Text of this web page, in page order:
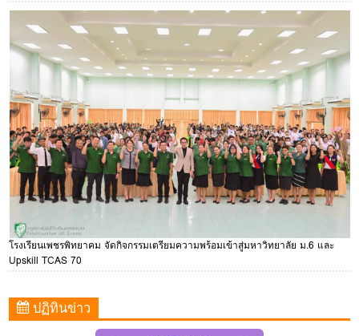
โรงเรียนเพชรพิทยาคม จัดกิจกรรมเตรียมความพร้อมเข้าสู่มหาวิทยาลัย ม.6 และ
Upskill TCAS 70
ปฏิทินข่าว